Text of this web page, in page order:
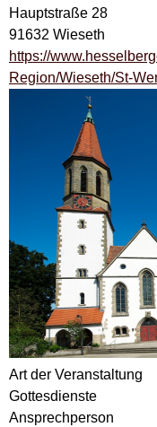
Hauptstraße 28
91632 Wieseth
https://
Region/Wieseth/St-
Art der Veranstaltung
Gottesdienste
Ansprechperson